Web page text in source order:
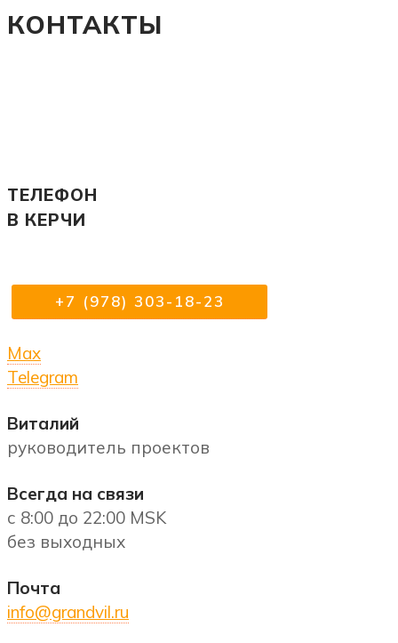
КОНТАКТЫ
ТЕЛЕФОН
В КЕРЧИ
+7 (978) 303-18-23
Max
Telegram
Виталий
руководитель проектов
Всегда на связи
с 8:00 до 22:00 MSK
без выходных
Почта
info@grandvil.ru